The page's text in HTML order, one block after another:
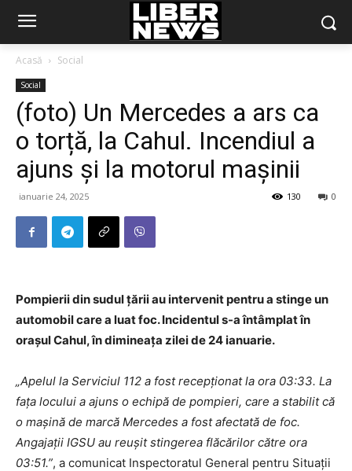
Acasă Social
Social
(foto) Un Mercedes a ars ca
o torță, la Cahul. Incendiul a
ajuns și la motorul mașinii
ianuarie 24, 2025 0
130
Pompierii din sudul țării au intervenit pentru a stinge un
automobil care a luat foc. Incidentul s-a întâmplat în
orașul Cahul, în dimineața zilei de 24 ianuarie.
„Apelul la Serviciul 112 a fost recepționat la ora 03:33. La
fața locului a ajuns o echipă de pompieri, care a stabilit că
o mașină de marcă Mercedes a fost afectată de foc.
Angajații IGSU au reușit stingerea flăcărilor către ora
03:51.”, a comunicat Inspectoratul General pentru Situații